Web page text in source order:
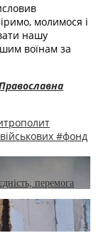
молимося і
нашу
воїнам за
#фонд
перемога